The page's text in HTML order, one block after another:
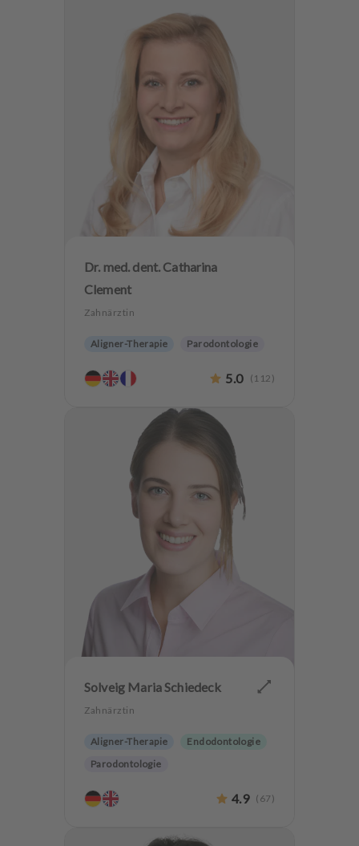
Dr. med. dent. Catharina
Clement
Zahnärztin
Aligner-Therapie
Parodontologie
Hochwertiger Zahnersatz
Angstpatienten
5.0 ( 112 )
Solveig Maria Schiedeck
Zahnärztin
Aligner-Therapie
Endodontologie
Parodontologie
Hochwertiger Zahnersatz
4.9 ( 67 )